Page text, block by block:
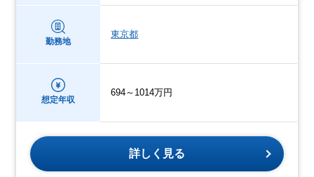
勤務地
東京都
想定年収
694～1014万円
詳しく見る